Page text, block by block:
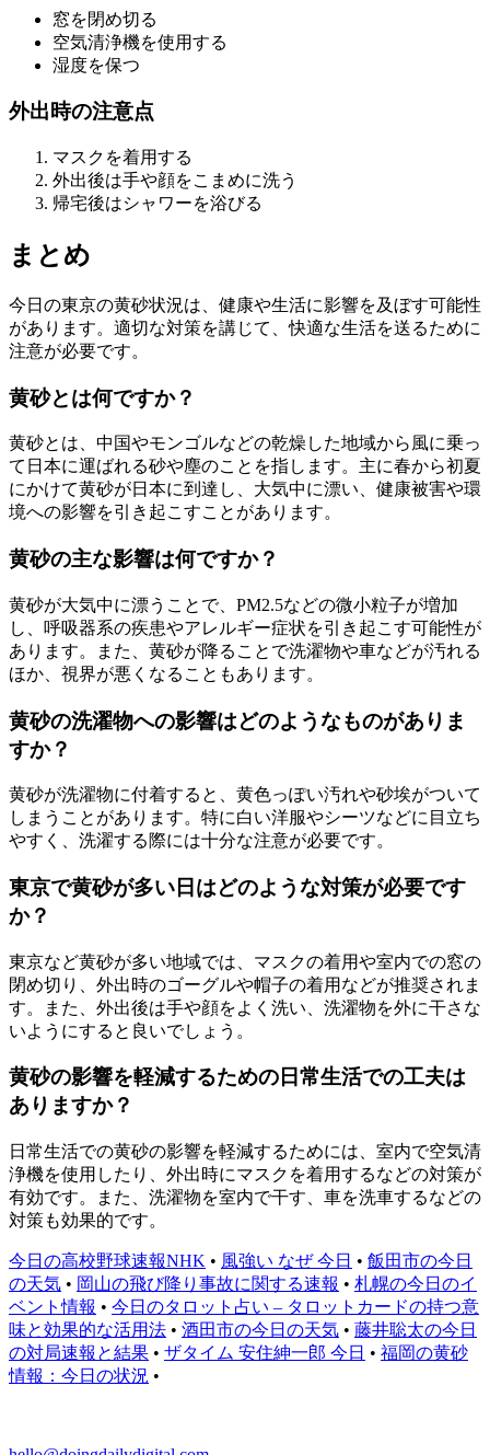
窓を閉め切る
空気清浄機を使用する
湿度を保つ
外出時の注意点
マスクを着用する
外出後は手や顔をこまめに洗う
帰宅後はシャワーを浴びる
まとめ
今日の東京の黄砂状況は、健康や生活に影響を及ぼす可能性
があります。適切な対策を講じて、快適な生活を送るために
注意が必要です。
黄砂とは何ですか？
黄砂とは、中国やモンゴルなどの乾燥した地域から風に乗っ
て日本に運ばれる砂や塵のことを指します。主に春から初夏
にかけて黄砂が日本に到達し、大気中に漂い、健康被害や環
境への影響を引き起こすことがあります。
黄砂の主な影響は何ですか？
黄砂が大気中に漂うことで、PM2.5などの微小粒子が増加
し、呼吸器系の疾患やアレルギー症状を引き起こす可能性が
あります。また、黄砂が降ることで洗濯物や車などが汚れる
ほか、視界が悪くなることもあります。
黄砂の洗濯物への影響はどのようなものがありま
すか？
黄砂が洗濯物に付着すると、黄色っぽい汚れや砂埃がついて
しまうことがあります。特に白い洋服やシーツなどに目立ち
やすく、洗濯する際には十分な注意が必要です。
東京で黄砂が多い日はどのような対策が必要です
か？
東京など黄砂が多い地域では、マスクの着用や室内での窓の
閉め切り、外出時のゴーグルや帽子の着用などが推奨されま
す。また、外出後は手や顔をよく洗い、洗濯物を外に干さな
いようにすると良いでしょう。
黄砂の影響を軽減するための日常生活での工夫は
ありますか？
日常生活での黄砂の影響を軽減するためには、室内で空気清
浄機を使用したり、外出時にマスクを着用するなどの対策が
有効です。また、洗濯物を室内で干す、車を洗車するなどの
対策も効果的です。
今日の高校野球速報NHK • 風強い なぜ 今日 • 飯田市の今日
の天気 • 岡山の飛び降り事故に関する速報 • 札幌の今日のイ
ベント情報 • 今日のタロット占い – タロットカードの持つ意
味と効果的な活用法 • 酒田市の今日の天気 • 藤井聡太の今日
の対局速報と結果 • ザタイム 安住紳一郎 今日 • 福岡の黄砂
情報：今日の状況 •